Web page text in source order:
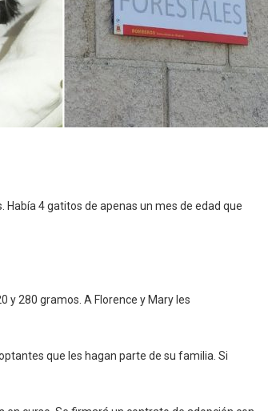
Había 4 gatitos de apenas un mes de edad que
y 280 gramos. A Florence y Mary les
que les hagan parte de su familia. Si